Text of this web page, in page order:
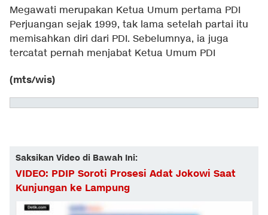
Megawati merupakan Ketua Umum pertama PDI
Perjuangan sejak 1999, tak lama setelah partai itu
memisahkan diri dari PDI. Sebelumnya, ia juga
tercatat pernah menjabat Ketua Umum PDI
(mts/wis)
Saksikan Video di Bawah Ini:
VIDEO: PDIP Soroti Prosesi Adat Jokowi Saat
Kunjungan ke Lampung